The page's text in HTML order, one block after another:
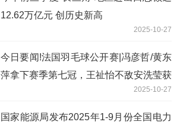
12.62万亿元 创历史新高
2025-10-27
今日要闻!法国羽毛球公开赛|冯彦哲/黄东
萍拿下赛季第七冠，王祉怡不敌安洗莹获
2025-10-27
国家能源局发布2025年1-9月份全国电力